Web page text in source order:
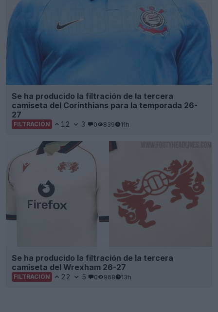
Se ha producido la filtración de la tercera
camiseta del Corinthians para la temporada 26-
27
FILTRACIÓN 12 3 0 839 11h
Se ha producido la filtración de la tercera
camiseta del Wrexham 26-27
FILTRACIÓN 22 5 0 968 13h